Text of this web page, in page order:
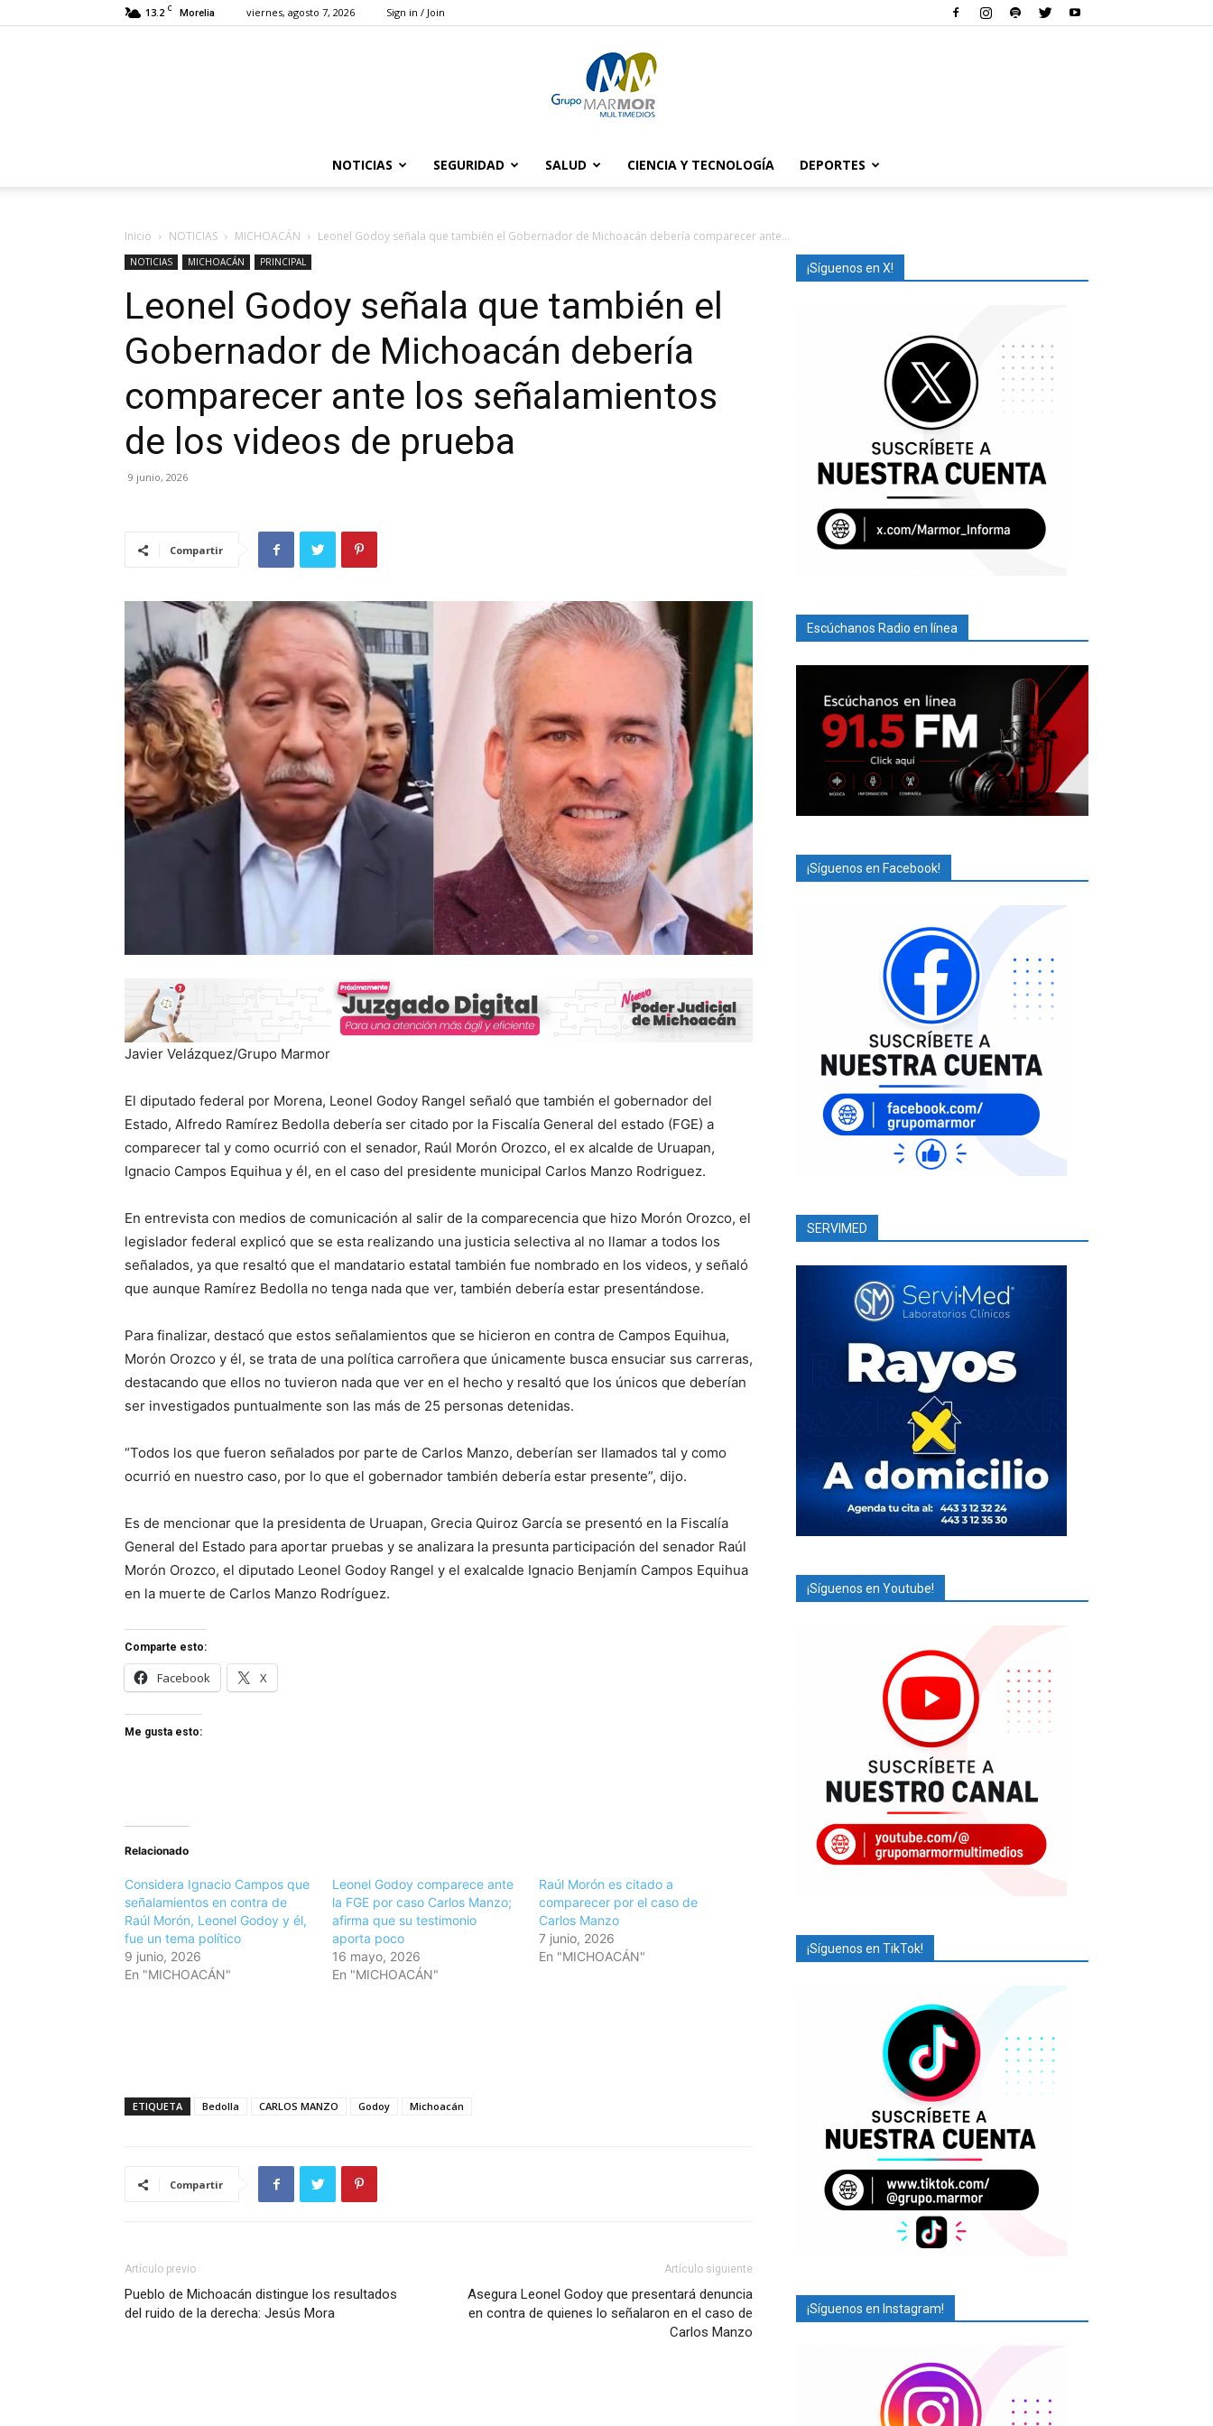
13.2 C Morelia viernes, agosto 7, 2026 Sign in / Join
Marmor
NOTICIAS SEGURIDAD SALUD CIENCIA Y TECNOLOGÍA DEPORTES
Inicio NOTICIAS MICHOACÁN Leonel Godoy señala que también el Gobernador de Michoacán debería comparecer ante...
NOTICIAS MICHOACÁN PRINCIPAL
Leonel Godoy señala que también el
Gobernador de Michoacán debería
comparecer ante los señalamientos
de los videos de prueba
9 junio, 2026
Compartir
Javier Velázquez/Grupo Marmor
El diputado federal por Morena, Leonel Godoy Rangel señaló que también el gobernador del
Estado, Alfredo Ramírez Bedolla debería ser citado por la Fiscalía General del estado (FGE) a
comparecer tal y como ocurrió con el senador, Raúl Morón Orozco, el ex alcalde de Uruapan,
Ignacio Campos Equihua y él, en el caso del presidente municipal Carlos Manzo Rodriguez.
En entrevista con medios de comunicación al salir de la comparecencia que hizo Morón Orozco, el
legislador federal explicó que se esta realizando una justicia selectiva al no llamar a todos los
señalados, ya que resaltó que el mandatario estatal también fue nombrado en los videos, y señaló
que aunque Ramírez Bedolla no tenga nada que ver, también debería estar presentándose.
Para finalizar, destacó que estos señalamientos que se hicieron en contra de Campos Equihua,
Morón Orozco y él, se trata de una política carroñera que únicamente busca ensuciar sus carreras,
destacando que ellos no tuvieron nada que ver en el hecho y resaltó que los únicos que deberían
ser investigados puntualmente son las más de 25 personas detenidas.
“Todos los que fueron señalados por parte de Carlos Manzo, deberían ser llamados tal y como
ocurrió en nuestro caso, por lo que el gobernador también debería estar presente”, dijo.
Es de mencionar que la presidenta de Uruapan, Grecia Quiroz García se presentó en la Fiscalía
General del Estado para aportar pruebas y se analizara la presunta participación del senador Raúl
Morón Orozco, el diputado Leonel Godoy Rangel y el exalcalde Ignacio Benjamín Campos Equihua
en la muerte de Carlos Manzo Rodríguez.
Comparte esto:
Facebook X
Me gusta esto:
Relacionado
Considera Ignacio Campos que
señalamientos en contra de
Raúl Morón, Leonel Godoy y él,
fue un tema político
9 junio, 2026
En "MICHOACÁN"
Leonel Godoy comparece ante
la FGE por caso Carlos Manzo;
afirma que su testimonio
aporta poco
16 mayo, 2026
En "MICHOACÁN"
Raúl Morón es citado a
comparecer por el caso de
Carlos Manzo
7 junio, 2026
En "MICHOACÁN"
ETIQUETA Bedolla CARLOS MANZO Godoy Michoacán
Compartir
Artículo previo
Pueblo de Michoacán distingue los resultados
del ruido de la derecha: Jesús Mora
Artículo siguiente
Asegura Leonel Godoy que presentará denuncia
en contra de quienes lo señalaron en el caso de
Carlos Manzo
¡Síguenos en X!
Escúchanos Radio en línea
¡Síguenos en Facebook!
SERVIMED
¡Síguenos en Youtube!
¡Síguenos en TikTok!
¡Síguenos en Instagram!